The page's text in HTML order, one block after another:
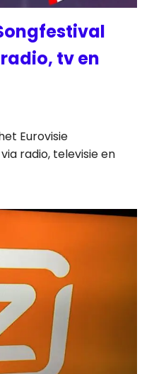
tv en
Eurovisie
radio, televisie en